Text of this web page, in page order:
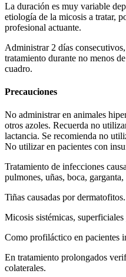
La duración es muy variable
etiología de la micosis a tratar,
profesional actuante.
Administrar 2 días
tratamiento durante no menos
cuadro.
Precauciones
No administrar en animales
otros azoles. Recuerda no
lactancia. Se recomienda no
No utilizar en pacientes con
Tratamiento de infecciones
pulmones, uñas, boca, garganta,
Tiñas causadas por dermatofitos.
Micosis sistémicas,
Como profiláctico en pacientes
En tratamiento prolongados
colaterales.